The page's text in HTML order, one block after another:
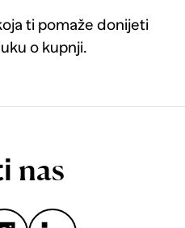
ti pomaže donijeti
o kupnji.
nas